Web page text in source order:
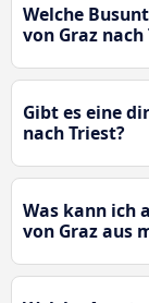
Welche
von Graz nach
Gibt es eine
nach Triest?
Was kann ich
von Graz aus